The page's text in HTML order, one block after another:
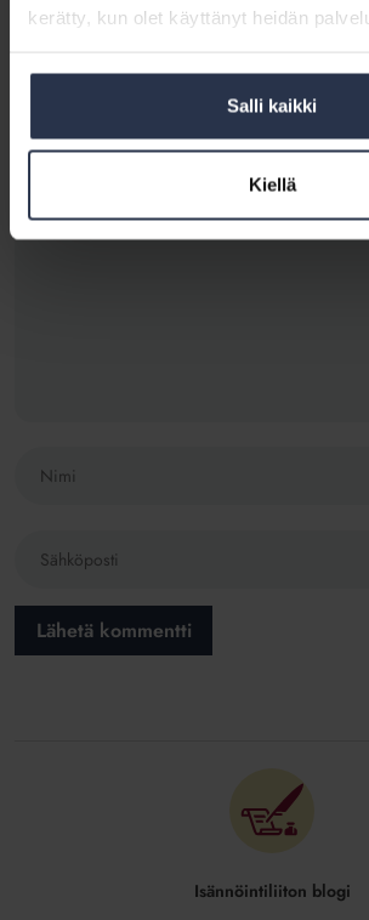
kerätty, kun olet käyttänyt heidän
Salli kaikki
Kiellä
Kirjoita kommentti
Hienoa, että haluat jakaa omia kokemuksiasi! Pysy
että kommenttien tulee liittyä blogikirjoituksen
mm. kaikki alatyyliset kommentit, mainokset sekä
Isännöintiliiton blogi